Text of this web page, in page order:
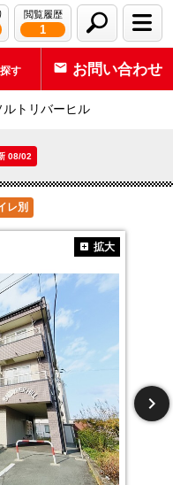
閲覧履歴
1
す お問い合わせ
ルトリバーヒル
08/02
レ別
拡大